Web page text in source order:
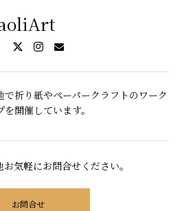
折り紙やペーパークラフトのワーク
を開催しています。
気軽にお問合せください。
お問合せ